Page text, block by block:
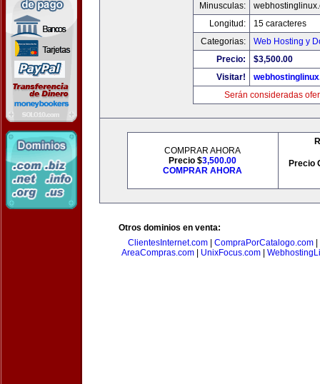
Minusculas:
Longitud:
15 caracteres
Categorias:
Web Hosting y
Precio:
$3,500.00
Visitar!
Serán consideradas
COMPRAR AHORA
Precio $3,500.00
COMPRAR AHORA
Precio
Otros dominios en venta:
ClientesInternet.com
CompraPorCatalogo.com
AreaCompras.com
UnixFocus.com